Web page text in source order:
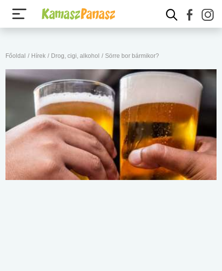
Főoldal / Hírek / Drog, cigi, alkohol / Sörre bor bármikor?